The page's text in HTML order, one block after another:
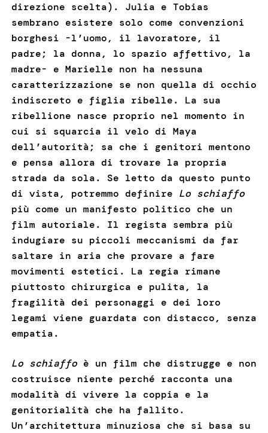
direzione scelta). Julia e Tobias
sembrano esistere solo come convenzioni
borghesi -l’uomo, il lavoratore, il
padre; la donna, lo spazio affettivo, la
madre- e Marielle non ha nessuna
caratterizzazione se non quella di occhio
indiscreto e figlia ribelle. La sua
ribellione nasce proprio nel momento in
cui si squarcia il velo di Maya
dell’autorità; sa che i genitori mentono
e pensa allora di trovare la propria
strada da sola. Se letto da questo punto
di vista, potremmo definire Lo schiaffo
più come un manifesto politico che un
film autoriale. Il regista sembra più
indugiare su piccoli meccanismi da far
saltare in aria che provare a fare
movimenti estetici. La regia rimane
piuttosto chirurgica e pulita, la
fragilità dei personaggi e dei loro
legami viene guardata con distacco, senza
empatia.
Lo schiaffoè un film che distrugge e non
costruisce niente perché racconta una
modalità di vivere la coppia e la
genitorialità che ha fallito.
Un’architettura minuziosa che si basa su